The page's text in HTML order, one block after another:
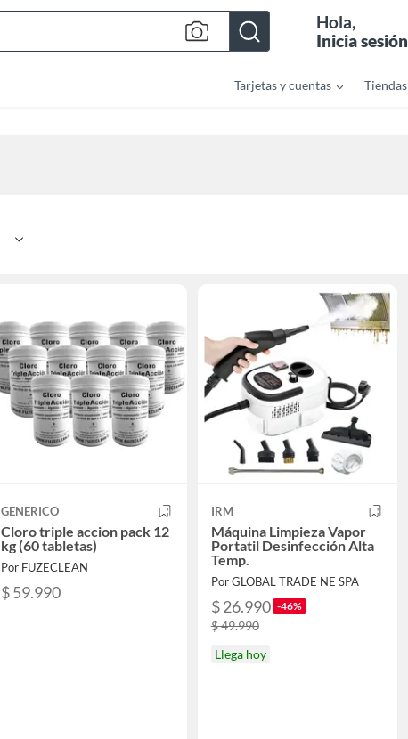
Bar
Hola,
Inicia sesión
Tarjetas y cuentas Tiendas
GENERICO
Cloro triple accion pack 12
kg (60 tabletas)
Por FUZECLEAN
$ 59.990
IRM
Máquina Limpieza Vapor
Portatil Desinfección Alta
Temp.
Por GLOBAL TRADE NE SPA
$ 26.990 -46%
$ 49.990
Llega hoy